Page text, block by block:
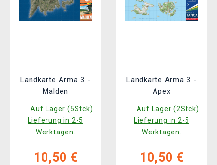
Landkarte Arma 3 -
Malden
Auf Lager (5Stck)
Lieferung in 2-5
Werktagen.
10,50 €
Landkarte Arma 3 -
Apex
Auf Lager (2Stck)
Lieferung in 2-5
Werktagen.
10,50 €